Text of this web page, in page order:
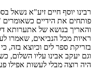
רבינו יוסף חיים זיע"א נשאל
פותחים את הידיים כשאומרים
והאריך בנושא של אתערותא
ראיות מכל הנביאים, שאמרו
בזריקת ספר לים וכיוצא בזה,
וגם יעקב אבינו עליו
היה רוצה מבלי לעשות אפילו